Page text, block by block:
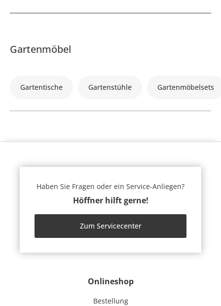
Gartenmöbel
Gartentische Gartenstühle Gartenmöbelsets
Onlineshop
Bestellung
Haben Sie Fragen oder ein Service-Anliegen?
Höffner hilft gerne!
Zum Servicecenter